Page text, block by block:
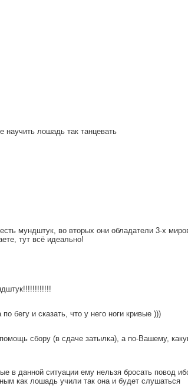
научить лошадь так танцевать
мундштук, во вторых они обладатели 3-х
тут всё идеально!
бегу и сказать, что у него ноги кривые )))
сбору (в сдаче затылка), а по-Вашему,
в данной ситуации ему нельзя бросать повод
как лошадь учили так она и будет слушаться